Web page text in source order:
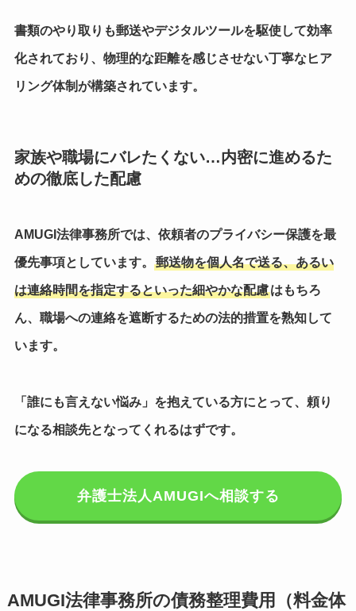
書類のやり取りも郵送やデジタルツールを駆使して効率
化されており、物理的な距離を感じさせない丁寧なヒア
リング体制が構築されています。
家族や職場にバレたくない…内密に進めるた
めの徹底した配慮
AMUGI法律事務所では、依頼者のプライバシー保護を最
優先事項としています。 郵送物を個人名で送る、あるい
は連絡時間を指定するといった細やかな配慮はもちろ
ん、職場への連絡を遮断するための法的措置を熟知して
います。
「誰にも言えない悩み」を抱えている方にとって、頼り
になる相談先となってくれるはずです。
弁護士法人AMUGIへ相談する
AMUGI法律事務所の債務整理費用（料金体